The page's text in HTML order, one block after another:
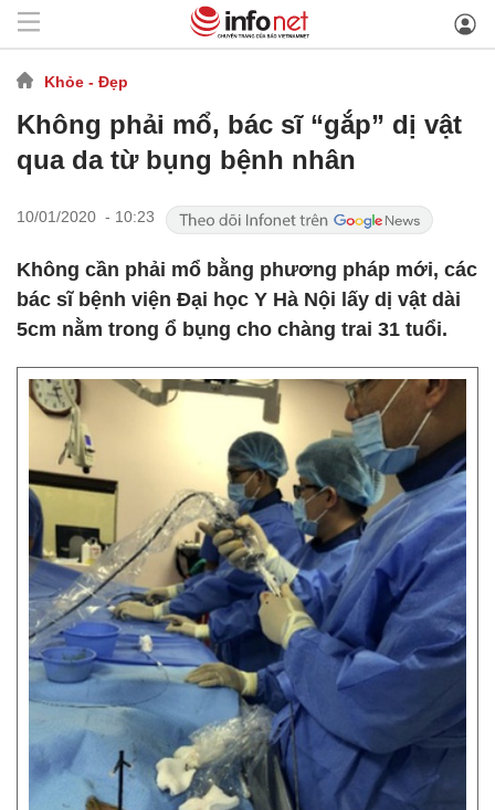
Khỏe - Đẹp
Không phải mổ, bác sĩ “gắp” dị vật
qua da từ bụng bệnh nhân
10/01/2020 - 10:23
Không cần phải mổ bằng phương pháp mới, các
bác sĩ bệnh viện Đại học Y Hà Nội lấy dị vật dài
5cm nằm trong ổ bụng cho chàng trai 31 tuổi.